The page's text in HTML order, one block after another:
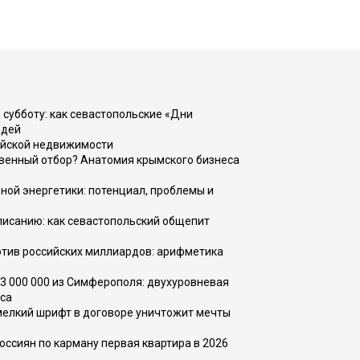
как севастопольские «Дни
недвижимости
отбор? Анатомия крымского бизнеса
энергетики: потенциал, проблемы и
как севастопольский общепит
российских миллиардов: арифметика
000 000 из Симферополя: двухуровневая
шрифт в договоре уничтожит мечты
по карману первая квартира в 2026